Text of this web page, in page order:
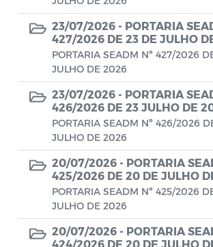
Aviso de rescisão unilateral
CADEP - Comissão de Análise de
Prévia
CONCURSO GUARDA
Concurso Público
Conselho Municipal - CACS
Conselho Municipal de
de Araruama - COMASO
Conselho Municipal de
Conselho Municipal de
23/07/2026 - PORTARIA
427/2026 DE 23 DE JULHO
PORTARIA SEADM Nº 427/2026
JULHO DE 2026
23/07/2026 - PORTARIA
426/2026 DE 23 JULHO DE
PORTARIA SEADM Nº 426/2026
JULHO DE 2026
20/07/2026 - PORTARIA
425/2026 DE 20 DE JULHO
PORTARIA SEADM Nº 425/2026
JULHO DE 2026
20/07/2026 - PORTARIA
424/2026 DE 20 DE JULHO